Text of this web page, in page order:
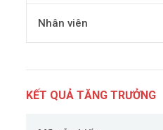
Nhân viên
KẾT QUẢ TĂNG TRƯỞNG